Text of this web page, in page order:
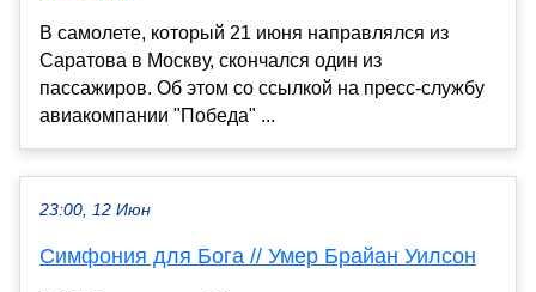
В самолете, который 21 июня направлялся из
Саратова в Москву, скончался один из
пассажиров. Об этом со ссылкой на пресс-службу
авиакомпании "Победа" ...
23:00, 12 Июн
Симфония для Бога // Умер Брайан Уилсон